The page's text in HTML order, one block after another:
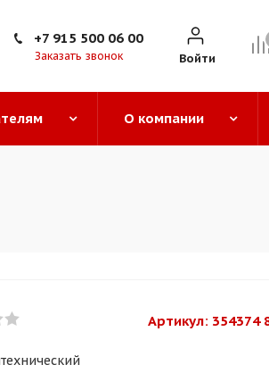
Войти
+7 915 500 06 00
Заказать звонок
О компании
Артикул: 354374